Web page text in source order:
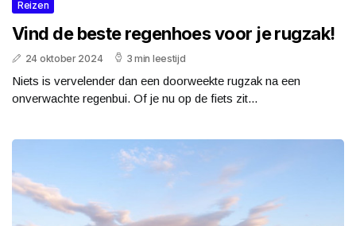
Reizen
Vind de beste regenhoes voor je rugzak!
24 oktober 2024 3 min leestijd
Niets is vervelender dan een doorweekte rugzak na een
onverwachte regenbui. Of je nu op de fiets zit...